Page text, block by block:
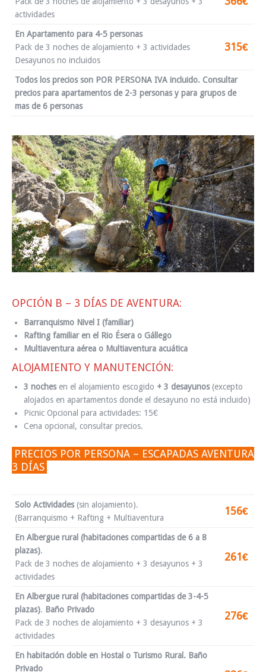
actividades
En Apartamento para 4-5 personas
Pack de 3 noches de alojamiento + 3 actividades
Desayunos no incluidos
315€
Todos los precios son POR PERSONA IVA incluido. Consultar
precios para apartamentos de 2-3 personas y para grupos de
mas de 6 personas
OPCIÓN B – 3 DÍAS DE AVENTURA:
Barranquismo Nivel I (familiar)
Rafting familiar en el Rio Ésera o Gállego
Multiaventura aérea o Multiaventura acuática
ALOJAMIENTO Y MANUTENCIÓN:
3 noches en el alojamiento escogido + 3 desayunos(excepto
alojados en apartamentos donde el desayuno no está incluido)
Picnic Opcional para actividades: 15€
Cena opcional, consultar precios.
PRECIOS POR PERSONA – ESCAPADAS AVENTURA
3 DÍAS
Solo Actividades(sin alojamiento).
(Barranquismo + Rafting + Multiaventura
156€
En Albergue rural (habitaciones compartidas de 6 a 8
plazas).
Pack de 3 noches de alojamiento + 3 desayunos + 3
actividades
261€
En Albergue rural (habitaciones compartidas de 3-4-5
plazas). Baño Privado
Pack de 3 noches de alojamiento + 3 desayunos + 3
actividades
276€
En habitación doble en Hostal o Turismo Rural. Baño
Privado